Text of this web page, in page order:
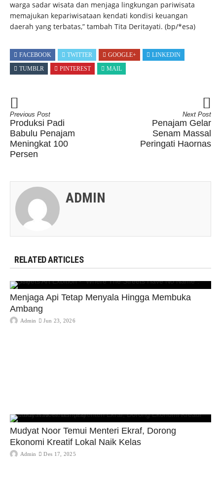
warga sadar wisata dan menjaga lingkungan pariwisata
memajukan kepariwisataan kendati kondisi keuangan
daerah yang terbatas,” tambah Tita Deritayati. (bp/*esa)
FACEBOOK TWITTER GOOGLE+
LINKEDIN
TUMBLR
PINTEREST MAIL
Previous Post
Produksi Padi
Babulu Penajam
Meningkat 100
Persen
Next Post
Penajam Gelar
Senam Massal
Peringati Haornas
ADMIN
RELATED ARTICLES
Menjaga Api Tetap Menyala Hingga Membuka
Ambang
Admin Jun 23, 2026
Mudyat Noor Temui Menteri Ekraf, Dorong
Ekonomi Kreatif Lokal Naik Kelas
Admin Des 17, 2025